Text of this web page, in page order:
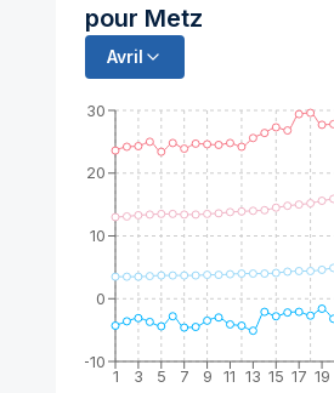
pour Metz
Avril
1 3 5 7 9 11 13 15 17 19
-10
0
10
20
30